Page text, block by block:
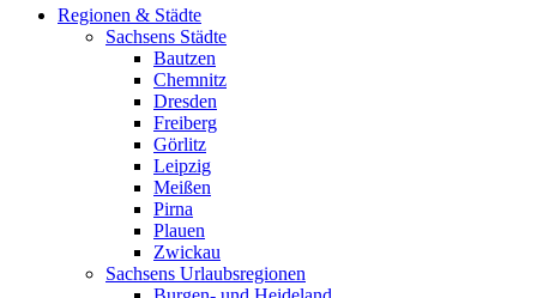
Regionen & Städte
Sachsens Städte
Bautzen
Chemnitz
Dresden
Freiberg
Görlitz
Leipzig
Meißen
Pirna
Plauen
Zwickau
Sachsens Urlaubsregionen